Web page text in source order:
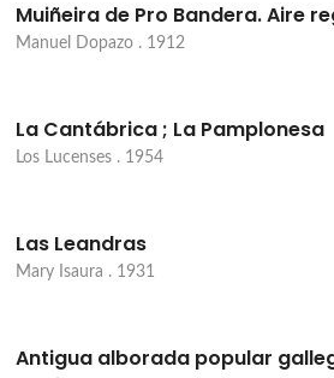
Muiñeira de Pro Bandera. Aire
Manuel Dopazo . 1912
La Cantábrica ; La Pamplonesa
Los Lucenses . 1954
Las Leandras
Mary Isaura . 1931
Antigua alborada popular